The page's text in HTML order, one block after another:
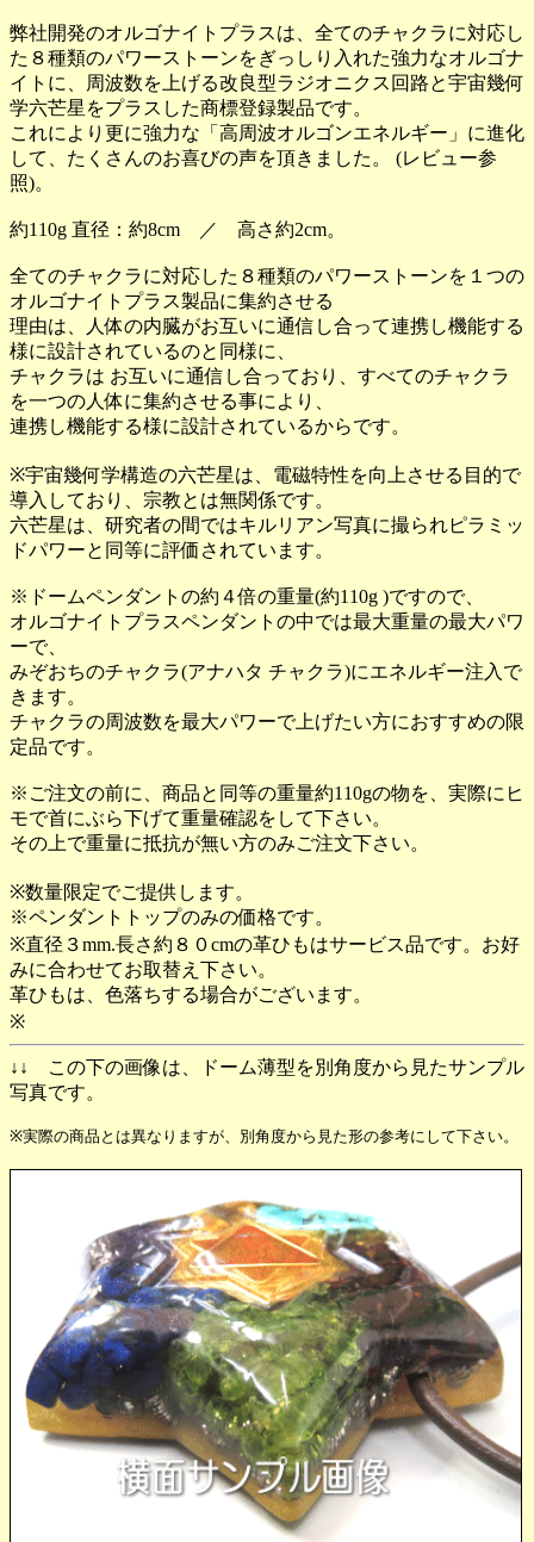
弊社開発のオルゴナイトプラスは、全てのチャクラに対応し
た８種類のパワーストーンをぎっしり入れた強力なオルゴナ
イトに、周波数を上げる改良型ラジオニクス回路と宇宙幾何
学六芒星をプラスした商標登録製品です。
これにより更に強力な「高周波オルゴンエネルギー」に進化
して、たくさんのお喜びの声を頂きました。 (レビュー参
照)。
約110g 直径：約8cm ／ 高さ約2cm。
全てのチャクラに対応した８種類のパワーストーンを１つの
オルゴナイトプラス製品に集約させる
理由は、人体の内臓がお互いに通信し合って連携し機能する
様に設計されているのと同様に、
チャクラは お互いに通信し合っており、すべてのチャクラ
を一つの人体に集約させる事により、
連携し機能する様に設計されているからです。
※宇宙幾何学構造の六芒星は、電磁特性を向上させる目的で
導入しており、宗教とは無関係です。
六芒星は、研究者の間ではキルリアン写真に撮られピラミッ
ドパワーと同等に評価されています。
※ドームペンダントの約４倍の重量(約110g )ですので、
オルゴナイトプラスペンダントの中では最大重量の最大パワ
ーで、
みぞおちのチャクラ(アナハタ チャクラ)にエネルギー注入で
きます。
チャクラの周波数を最大パワーで上げたい方におすすめの限
定品です。
※ご注文の前に、商品と同等の重量約110gの物を、実際にヒ
モで首にぶら下げて重量確認をして下さい。
その上で重量に抵抗が無い方のみご注文下さい。
※数量限定でご提供します。
※ペンダントトップのみの価格です。
※直径３mm.長さ約８０cmの革ひもはサービス品です。お好
みに合わせてお取替え下さい。
革ひもは、色落ちする場合がございます。
※
↓↓ この下の画像は、ドーム薄型を別角度から見たサンプル
写真です。
※実際の商品とは異なりますが、別角度から見た形の参考にして下さい。